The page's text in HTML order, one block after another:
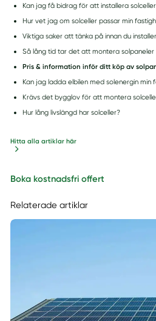
Kan jag få bidrag för att installera
Hur vet jag om solceller passar min
Viktiga saker att tänka på innan du
Så lång tid tar det att montera solpaneler
Pris & information inför ditt köp av
Kan jag ladda elbilen med solenergin
Krävs det bygglov för att montera
Hur lång livslängd har solceller?
Hitta alla artiklar här
Boka kostnadsfri offert
Relaterade artiklar